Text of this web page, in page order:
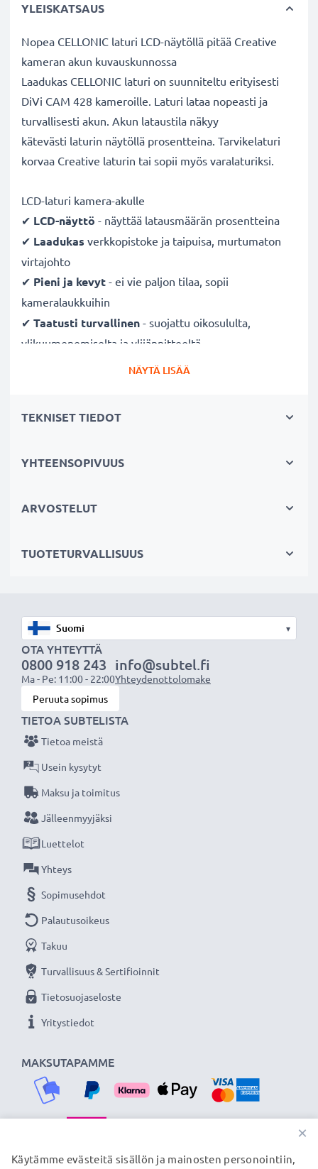
YLEISKATSAUS
Nopea CELLONIC laturi LCD-näytöllä pitää Creative
kameran akun kuvauskunnossa
Laadukas CELLONIC laturi on suunniteltu erityisesti
DiVi CAM 428 kameroille. Laturi lataa nopeasti ja
turvallisesti akun. Akun lataustila näkyy
kätevästi laturin näytöllä prosentteina. Tarvikelaturi
korvaa Creative laturin tai sopii myös varalaturiksi.
LCD-laturi kamera-akulle
✔ LCD-näyttö - näyttää latausmäärän prosentteina
✔ Laadukas verkkopistoke ja taipuisa, murtumaton
virtajohto
✔ Pieni ja kevyt - ei vie paljon tilaa, sopii
kameralaukkuihin
✔ Taatusti turvallinen - suojattu oikosululta,
ylikuumenemiselta ja ylijännitteeltä
tulojännite- 100V - 250V tulojännite
1 x 1000mAh akku:noin 2 tuntia
1 x 3000mAh akku:
Älä missaa kuvauksellista hetkeä CELLONIC LCD-
laturin ansiosta, 3 vuoden takuu!
NÄYTÄ LISÄÄ
TEKNISET TIEDOT
YHTEENSOPIVUUS
ARVOSTELUT
TUOTETURVALLISUUS
▾
OTA YHTEYTTÄ
0800 918 243
Ma - Pe: 11:00 - 22:00
info@subtel.fi
Yhteydenottolomake
Peruuta sopimus
MAKSUTAPAMME
TIETOA SUBTELISTA
Tietoa meistä
Usein kysytyt
Maksu ja toimitus
Jälleenmyyjäksi
Luettelot
Yhteys
Sopimusehdot
Palautusoikeus
Takuu
Turvallisuus & Sertifioinnit
Tietosuojaseloste
Yritystiedot
TOIMITUSKUMPPANIMME
×
Käytämme evästeitä sisällön ja mainosten personointiin,